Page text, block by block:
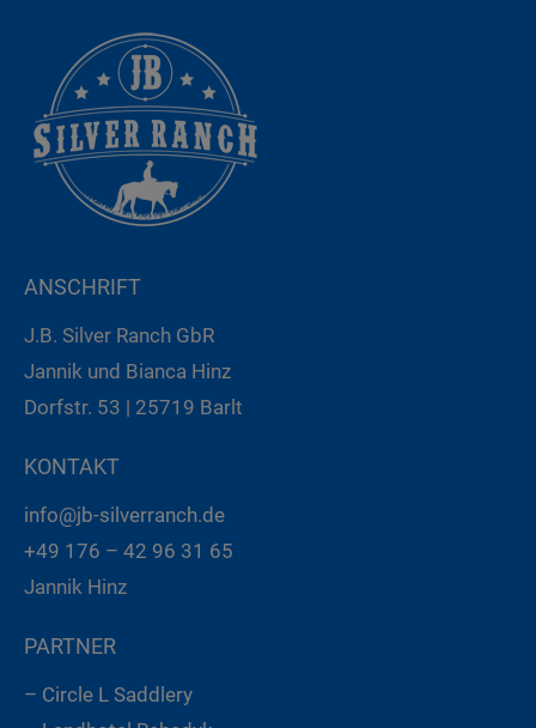
ANSCHRIFT
J.B. Silver Ranch GbR
Jannik und Bianca Hinz
Dorfstr. 53 | 25719 Barlt
KONTAKT
info@jb-silverranch.de
+49 176 – 42 96 31 65
Jannik Hinz
PARTNER
– Circle L Saddlery